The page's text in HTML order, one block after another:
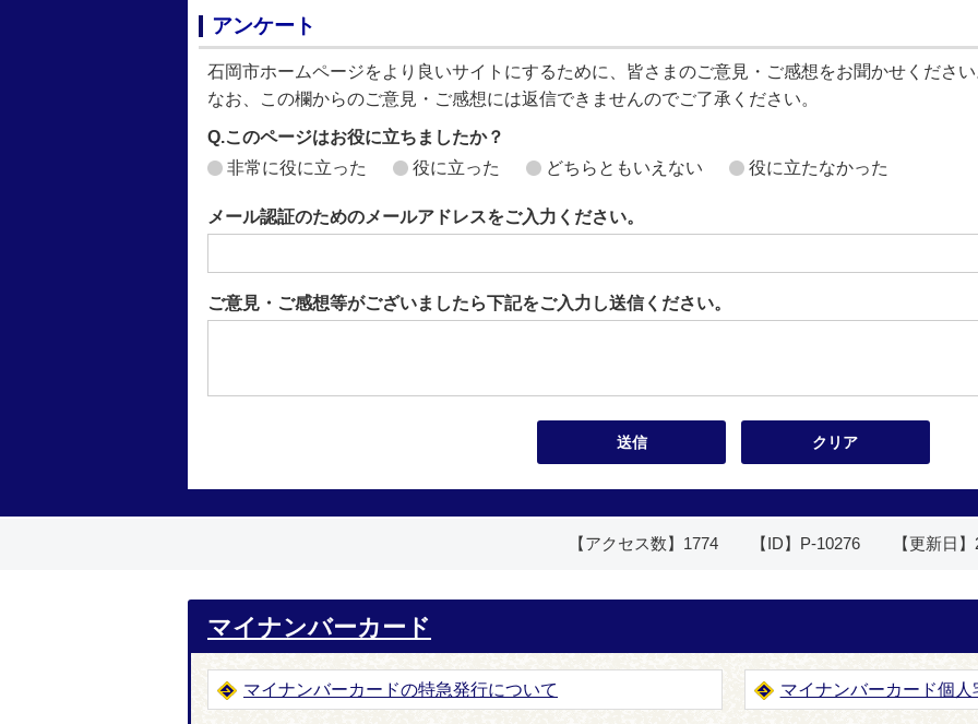
アンケート
石岡市ホームページをより良いサイトにするために、皆さまのご意見・ご感想をお聞かせくださ
なお、この欄からのご意見・ご感想には返信できませんのでご了承ください。
Q.このページはお役に立ちましたか？
非常に役に立った
役に立った どちらともいえない 役に立たなかった
メール認証のためのメールアドレスをご入力ください。
ご意見・ご感想等がございましたら下記をご入力し送信ください。
【アクセス数】 1774 【ID】 P-10276 【更新日】
マイナンバーカード
マイナンバーカードの特急発行について マイナンバーカード個